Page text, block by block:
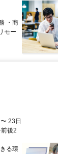
・商
モー
23日
後2
る環